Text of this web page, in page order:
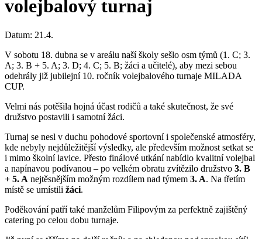
volejbalový turnaj
Datum: 21.4.
V sobotu 18. dubna se v areálu naší školy sešlo osm týmů (1. C; 3.
A; 3. B + 5. A; 3. D; 4. C; 5. B; žáci a učitelé), aby mezi sebou
odehrály již jubilejní 10. ročník volejbalového turnaje MILADA
CUP.
Velmi nás potěšila hojná účast rodičů a také skutečnost, že své
družstvo postavili i samotní žáci.
Turnaj se nesl v duchu pohodové sportovní i společenské atmosféry,
kde nebyly nejdůležitější výsledky, ale především možnost setkat se
i mimo školní lavice. Přesto finálové utkání nabídlo kvalitní volejbal
a napínavou podívanou – po velkém obratu zvítězilo družstvo 3. B
+ 5. A nejtěsnějším možným rozdílem nad týmem 3. A. Na třetím
místě se umístili žáci.
Poděkování patří také manželům Filipovým za perfektně zajištěný
catering po celou dobu turnaje.